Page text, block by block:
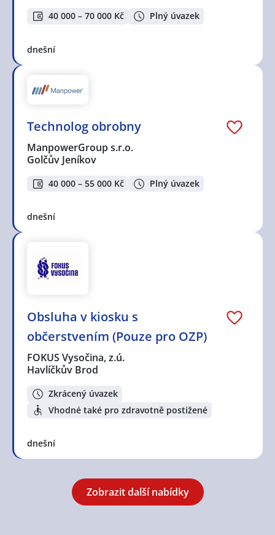
40 000 – 70 000 Kč Plný úvazek
dnešní
Technolog obrobny
ManpowerGroup s.r.o.
Golčův Jeníkov
40 000 – 55 000 Kč Plný úvazek
dnešní
Obsluha v kiosku s
občerstvením (Pouze pro OZP)
FOKUS Vysočina, z.ú.
Havlíčkův Brod
Zkrácený úvazek
Vhodné také pro zdravotně postižené
dnešní
Zobrazit další nabídky